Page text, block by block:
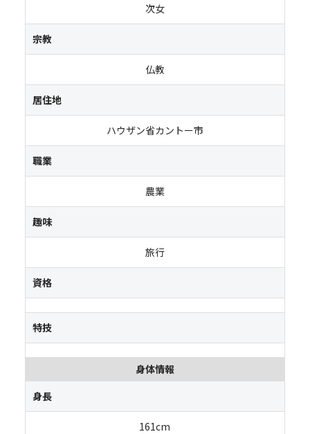
次女
宗教
仏教
居住地
ハウザン省カントー市
職業
農業
趣味
旅行
資格
特技
身体情報
身長
161cm